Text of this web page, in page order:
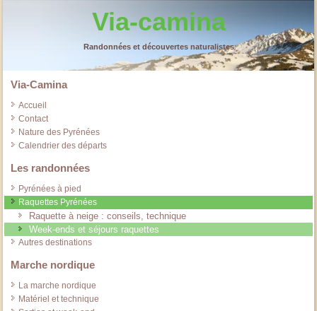
Via-camina
Randonnées et découvertes naturalistes
Via-Camina
Accueil
Contact
Nature des Pyrénées
Calendrier des départs
Les randonnées
Pyrénées à pied
Raquettes Pyrénées
Raquette à neige : conseils, technique
Week-ends et séjours raquettes
Autres destinations
Marche nordique
La marche nordique
Matériel et technique